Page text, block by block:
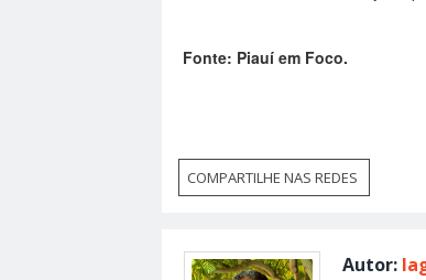
Fonte: Piauí em Foco.
COMPARTILHE NAS REDES
Autor: